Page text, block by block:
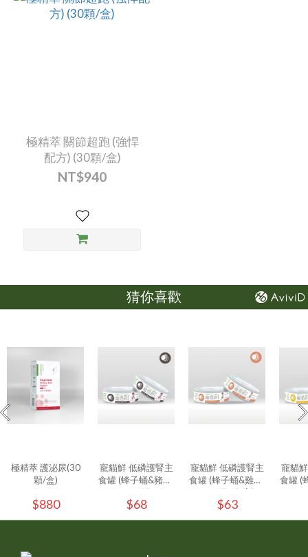
極精萃 關節超跑 (強悍
配方) (30顆/盒)
NT$940
猜你喜歡
極精萃 護泌尿(30
顆/盒)
$880
寵貓鮮 低磷護腎主
食罐 (蜂子蛹&豬肉)
80g/罐
$68
寵貓鮮 低磷護腎主
食罐 (蜂子蛹&雞肉)
80g/罐 - (1入)
$63
寵貓
食罐 (